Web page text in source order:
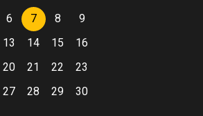
6 7 8
9
13 14 15
16
20 21 22
23
27 28 29
30